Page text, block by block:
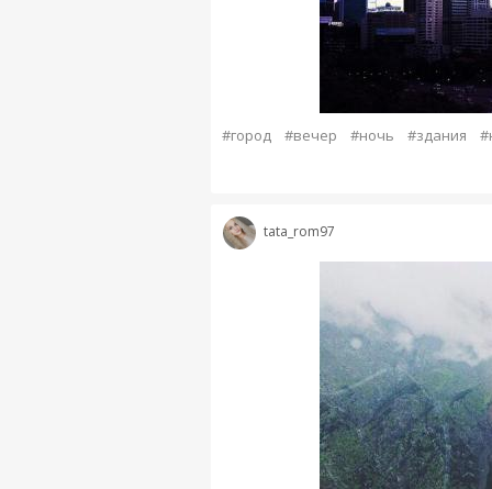
#город #вечер #ночь #здания
tata_rom97